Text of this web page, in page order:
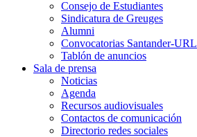
Consejo de Estudiantes
Sindicatura de Greuges
Alumni
Convocatorias Santander-URL
Tablón de anuncios
Sala de prensa
Noticias
Agenda
Recursos audiovisuales
Contactos de comunicación
Directorio redes sociales